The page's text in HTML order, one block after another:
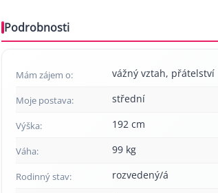
Podrobnosti
Mám zájem o: vážný vztah, přátelství
Moje postava: střední
Výška: 192 cm
Váha: 99 kg
Rodinný stav: rozvedený/á